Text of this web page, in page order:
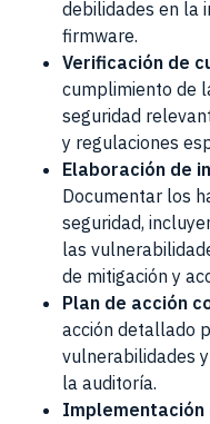
debilidades en la
firmware.
Verificación de
cumplimiento de
seguridad
y regulaciones
Elaboración de
Documentar los
seguridad,
las
de mitigación y
Plan de acción
acción detallado
vulnerabilidades
la auditoría.